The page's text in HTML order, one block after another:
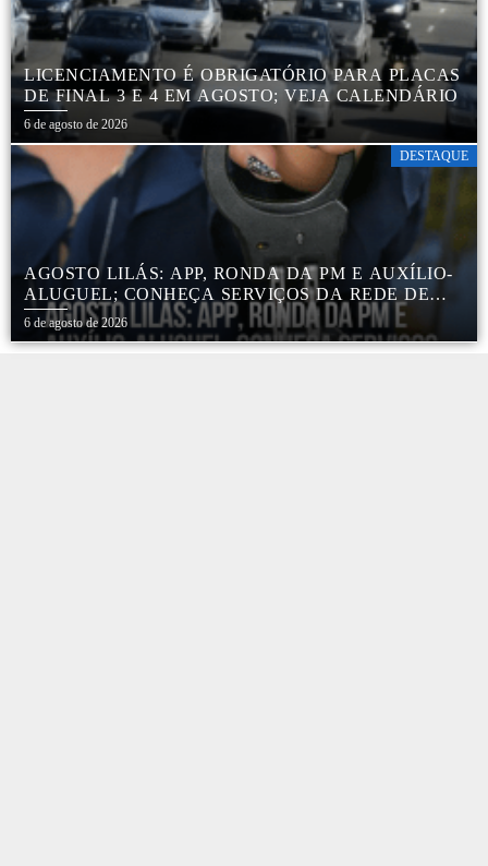
LICENCIAMENTO É OBRIGATÓRIO PARA PLACAS
DE FINAL 3 E 4 EM AGOSTO; VEJA CALENDÁRIO
6 de agosto de 2026
DESTAQUE
AGOSTO LILÁS: APP, RONDA DA PM E AUXÍLIO-
ALUGUEL; CONHEÇA SERVIÇOS DA REDE DE
PROTEÇÃO ÀS MULHERES NO ESTADO DE SP
6 de agosto de 2026